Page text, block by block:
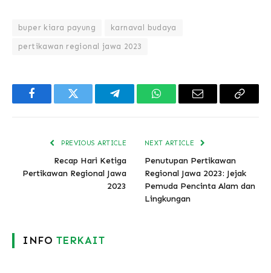
buper kiara payung karnaval budaya
pertikawan regional jawa 2023
FacebookTwitter TelegramWhatsAppEmail
Copy
PREVIOUS ARTICLE
Recap Hari Ketiga
Pertikawan Regional Jawa
2023
NEXT ARTICLE
Penutupan Pertikawan
Regional Jawa 2023: Jejak
Pemuda Pencinta Alam dan
Lingkungan
INFO TERKAIT